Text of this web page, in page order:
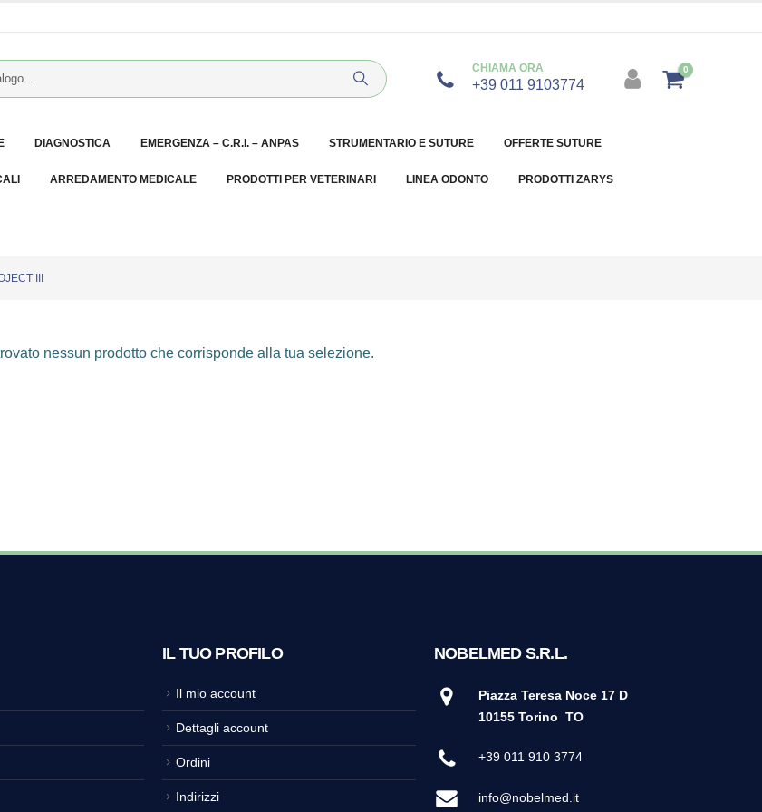
CHIAMA ORA
+39 011 9103774
0
DIAGNOSTICA EMERGENZA – C.R.I. – ANPAS STRUMENTARIO E SUTURE OFFERTE SUTURE
ARREDAMENTO MEDICALE PRODOTTI PER VETERINARI LINEA ODONTO PRODOTTI ZARYS
III
nessun prodotto che corrisponde alla tua selezione.
IL TUO PROFILO
Il mio account
Dettagli account
Ordini
Indirizzi
NOBELMED S.R.L.
Piazza Teresa Noce 17 D
10155 Torino TO
+39 011 910 3774
info@nobelmed.it